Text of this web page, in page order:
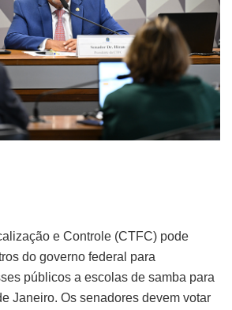
e Controle (CTFC) pode
do governo federal para
públicos a escolas de samba para
Janeiro. Os senadores devem votar